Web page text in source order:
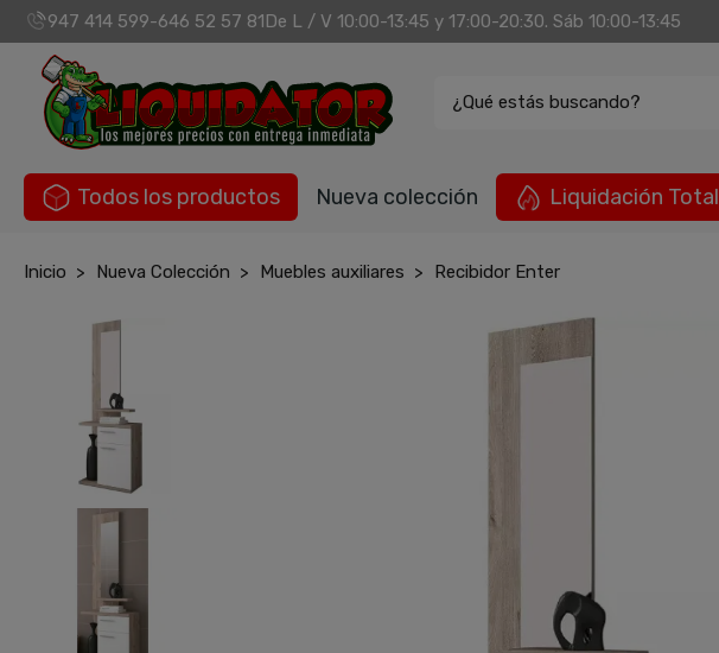
947 414 599-646 52 57 81De L / V 10:00-13:45 y 17:00-20:30. Sáb 10:00-13:45
¿Qué estás buscando?
Todos los productos Nueva colección Liquidación Total
Inicio Nueva Colección Muebles auxiliares Recibidor Enter